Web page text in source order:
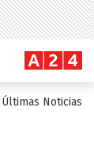
Últimas Noticias